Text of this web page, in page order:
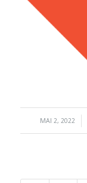
MAI 2, 2022
/